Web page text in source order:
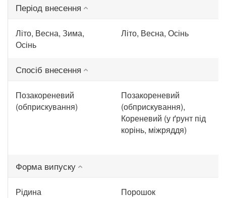
Період внесення
Літо, Весна, Зима,
Осінь
Літо, Весна, Осінь
Спосіб внесення
Позакореневий
(обприскування)
Позакореневий
(обприскування),
Кореневий (у ґрунт під
корінь, міжряддя)
Форма випуску
Рідина Порошок